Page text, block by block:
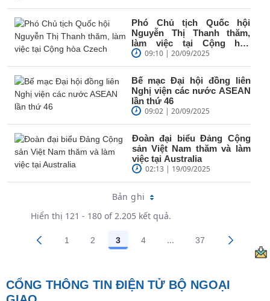
Phó Chủ tịch Quốc hội
Nguyễn Thị Thanh thăm,
làm việc tại Cộng hòa
Czech09:10 | 20/09/2025
Bế mạc Đại hội đồng liên
Nghị viện các nước ASEAN
lần thứ 46
09:02 | 20/09/2025
Đoàn đại biểu Đảng Cộng
sản Việt Nam thăm và làm
việc tại Australia
02:13 | 19/09/2025
Bản ghi
Hiển thị 121 - 180 of 2.205 kết quả.
Các trang trên cổng
1 Các trang trên cổng
2 Các trang trên cổng
3 Các trang trên cổng
4 ...Trang trung gian Use
Các trang trên
37
CỔNG THÔNG TIN ĐIỆN TỬ BỘ NGOẠI